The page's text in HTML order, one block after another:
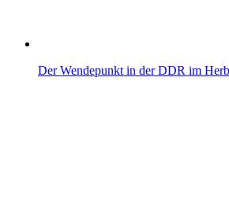
Der Wendepunkt in der DDR im